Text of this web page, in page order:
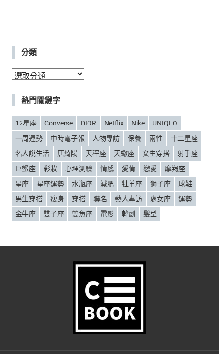
分類
分
熱門關鍵字
12星座 Converse DIOR Netflix Nike
UNIQLO
一周運勢
中時電子報 人物專訪 保養 兩性
十二星座
名人說生活
唐綺陽 天秤座 天蠍座 女生穿搭
射手座
巨蟹座
彩妝 心理測驗 情感 愛情 戀愛
摩羯座
星座
星座運勢 水瓶座 減肥 牡羊座 獅子座
球鞋
男生穿搭
瘦身 穿搭 聯名 藝人專訪 處女座
運勢
金牛座
雙子座 雙魚座 電影 韓劇 髮型